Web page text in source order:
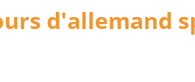
d'allemand